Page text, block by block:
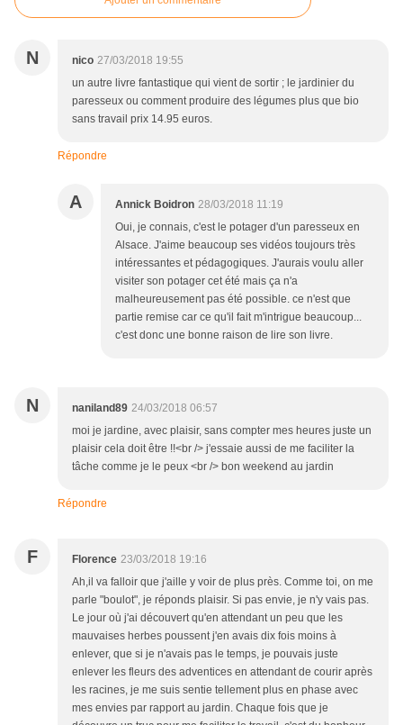
N nico 27/03/2018 19:55
un autre livre fantastique qui vient de sortir ; le jardinier du
paresseux ou comment produire des légumes plus que bio
sans travail prix 14.95 euros.
Répondre
A Annick Boidron 28/03/2018 11:19
Oui, je connais, c'est le potager d'un paresseux en
Alsace. J'aime beaucoup ses vidéos toujours très
intéressantes et pédagogiques. J'aurais voulu aller
visiter son potager cet été mais ça n'a
malheureusement pas été possible. ce n'est que
partie remise car ce qu'il fait m'intrigue beaucoup...
c'est donc une bonne raison de lire son livre.
N naniland89 24/03/2018 06:57
moi je jardine, avec plaisir, sans compter mes heures juste un
plaisir cela doit être !!<br /> j'essaie aussi de me faciliter la
tâche comme je le peux <br /> bon weekend au jardin
Répondre
F Florence 23/03/2018 19:16
Ah,il va falloir que j'aille y voir de plus près. Comme toi, on me
parle "boulot", je réponds plaisir. Si pas envie, je n'y vais pas.
Le jour où j'ai découvert qu'en attendant un peu que les
mauvaises herbes poussent j'en avais dix fois moins à
enlever, que si je n'avais pas le temps, je pouvais juste
enlever les fleurs des adventices en attendant de courir après
les racines, je me suis sentie tellement plus en phase avec
mes envies par rapport au jardin. Chaque fois que je